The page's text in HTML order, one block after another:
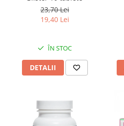
23,70 Lei
19,40 Lei
ÎN STOC
DETALII